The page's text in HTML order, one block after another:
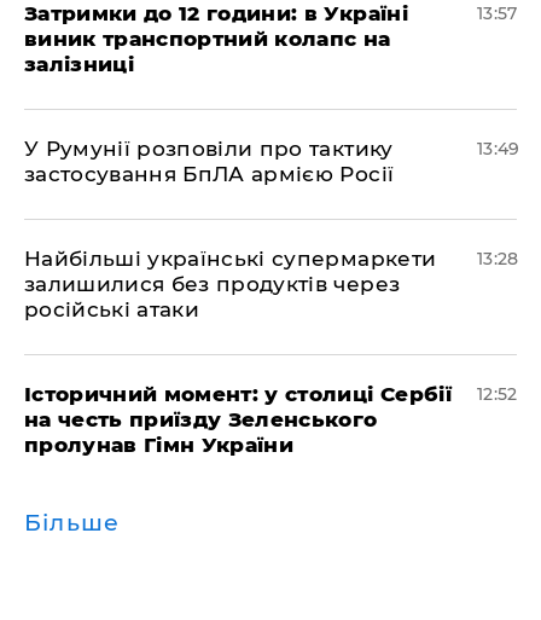
Затримки до 12 години: в Україні
виник транспортний колапс на
залізниці
13:57
У Румунії розповіли про тактику
застосування БпЛА армією Росії
13:49
Найбільші українські супермаркети
залишилися без продуктів через
російські атаки
13:28
Історичний момент: у столиці Сербії
на честь приїзду Зеленського
пролунав Гімн України
12:52
Більше